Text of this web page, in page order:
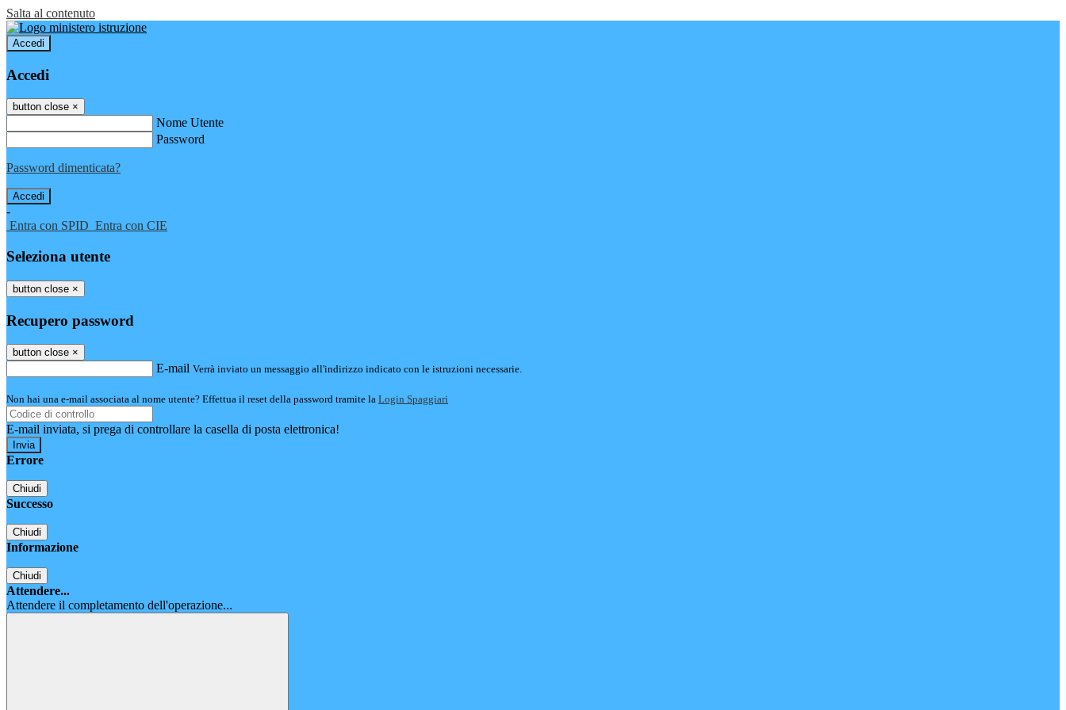
Salta al contenuto
Accedi
Accedi
button close ×
Nome Utente
Password
Password dimenticata?
-
Entra con SPID Entra con CIE
Seleziona utente
button close ×
Recupero password
button close ×
E-mail Verrà inviato un messaggio all'indirizzo indicato con le istruzioni necessarie.
Non hai una e-mail associata al nome utente? Effettua il reset della password tramite la Login Spaggiari
E-mail inviata, si prega di controllare la casella di posta elettronica!
Errore
Chiudi
Successo
Chiudi
Informazione
Chiudi
Attendere...
Attendere il completamento dell'operazione...